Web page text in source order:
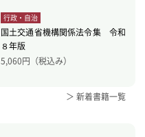
行政・自治
国土交通省機構関係法令集 令和
８年版
5,060円（税込み）
＞ 新着書籍一覧